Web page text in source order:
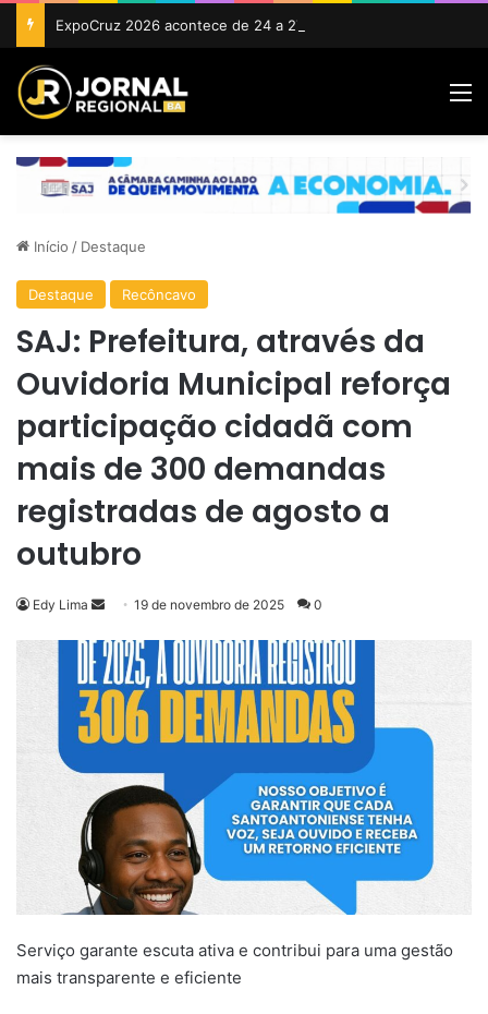
Início / Destaque
Destaque Recôncavo
SAJ: Prefeitura, através da
Ouvidoria Municipal reforça
participação cidadã com
mais de 300 demandas
registradas de agosto a
outubro
Edy Lima
Mande
e-
mail
19 de novembro de 2025 0
Serviço garante escuta ativa e contribui para uma gestão
mais transparente e eficiente